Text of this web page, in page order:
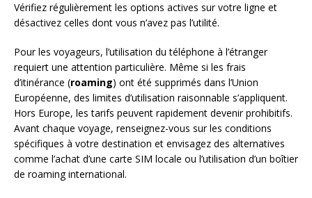
Vérifiez régulièrement les options actives sur votre ligne et
désactivez celles dont vous n’avez pas l’utilité.
Pour les voyageurs, l’utilisation du téléphone à l’étranger
requiert une attention particulière. Même si les frais
d’itinérance (roaming) ont été supprimés dans l’Union
Européenne, des limites d’utilisation raisonnable s’appliquent.
Hors Europe, les tarifs peuvent rapidement devenir prohibitifs.
Avant chaque voyage, renseignez-vous sur les conditions
spécifiques à votre destination et envisagez des alternatives
comme l’achat d’une carte SIM locale ou l’utilisation d’un boîtier
de roaming international.